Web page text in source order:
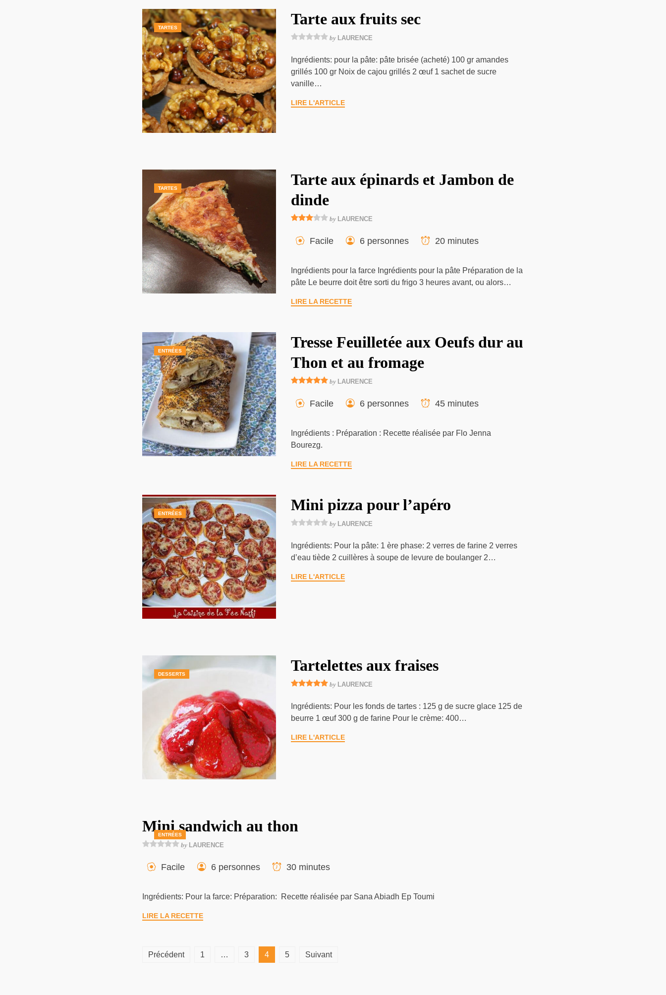
TARTES Tarte aux fruits sec
by LAURENCE
Ingrédients: pour la pâte: pâte brisée (acheté) 100 gr amandes
grillés 100 gr Noix de cajou grillés 2 œuf 1 sachet de sucre
vanille…
LIRE L'ARTICLE
TARTES
Tarte aux épinards et Jambon de
dinde
by LAURENCE
Facile 6 personnes 20 minutes
Ingrédients pour la farce Ingrédients pour la pâte Préparation de la
pâte Le beurre doit être sorti du frigo 3 heures avant, ou alors…
LIRE LA RECETTE
ENTRÉES
Tresse Feuilletée aux Oeufs dur au
Thon et au fromage
by LAURENCE
Facile 6 personnes 45 minutes
Ingrédients : Préparation : Recette réalisée par Flo Jenna
Bourezg.
LIRE LA RECETTE
ENTRÉES Mini pizza pour l’apéro
by LAURENCE
Ingrédients: Pour la pâte: 1 ère phase: 2 verres de farine 2 verres
d’eau tiède 2 cuillères à soupe de levure de boulanger 2…
LIRE L'ARTICLE
DESSERTS Tartelettes aux fraises
by LAURENCE
Ingrédients: Pour les fonds de tartes : 125 g de sucre glace 125 de
beurre 1 œuf 300 g de farine Pour le crème: 400…
LIRE L'ARTICLE
ENTRÉES
Mini sandwich au thon
by LAURENCE
Facile 6 personnes 30 minutes
Ingrédients: Pour la farce: Préparation: Recette réalisée par Sana Abiadh Ep Toumi
LIRE LA RECETTE
Pagination
Précédent 1 … 3 4 5 Suivant